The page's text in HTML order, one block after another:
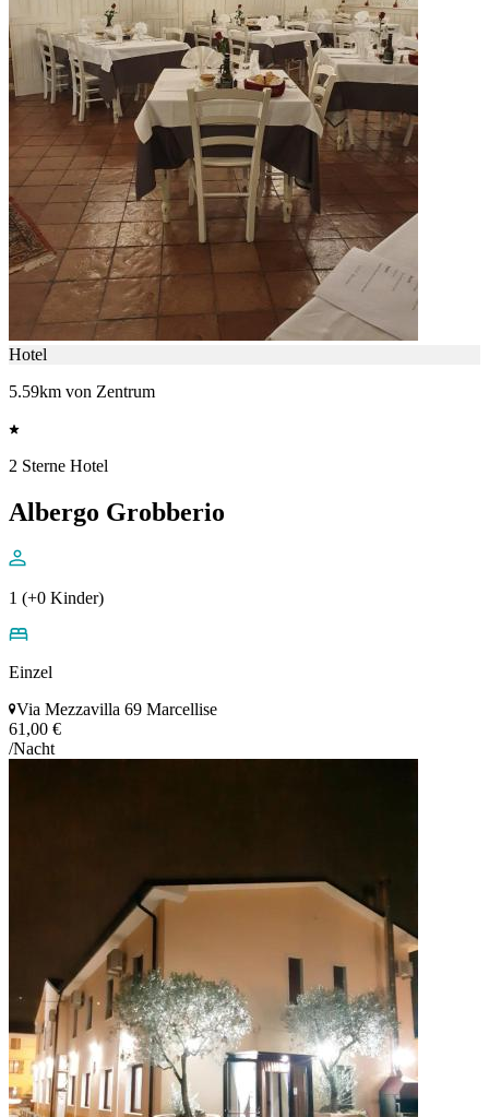
Hotel
5.59km von Zentrum
2 Sterne Hotel
Albergo Grobberio
1 (+0 Kinder)
Einzel
Via Mezzavilla 69 Marcellise
61,00 €
/Nacht